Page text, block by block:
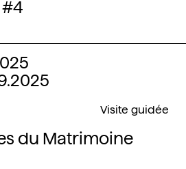
du Matrimoine
Visite guidée